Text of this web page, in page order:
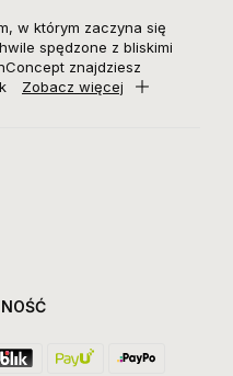
w którym zaczyna się
spędzone z bliskimi
znajdziesz
Zobacz więcej